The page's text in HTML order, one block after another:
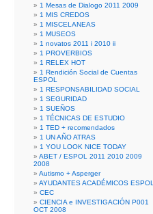
1 Mesas de Dialogo 2011 2009
1 MIS CREDOS
1 MISCELANEAS
1 MUSEOS
1 novatos 2011 i 2010 ii
1 PROVERBIOS
1 RELEX HOT
1 Rendición Social de Cuentas
ESPOL
1 RESPONSABILIDAD SOCIAL
1 SEGURIDAD
1 SUEÑOS
1 TÉCNICAS DE ESTUDIO
1 TED + recomendados
1 UN AÑO ATRAS
1 YOU LOOK NICE TODAY
ABET / ESPOL 2011 2010 2009
2008
Autismo + Asperger
AYUDANTES ACADÉMICOS ESPOL
CEC
CIENCIA e INVESTIGACIÓN P001
OCT 2008